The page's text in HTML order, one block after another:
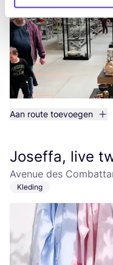
Aan route toevoegen
Joseffa, live
Avenue des
Kleding